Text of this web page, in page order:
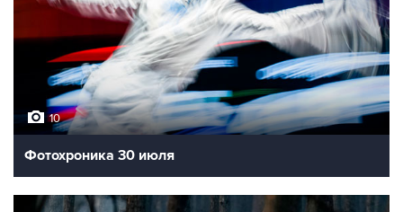
10
Фотохроника 30 июля